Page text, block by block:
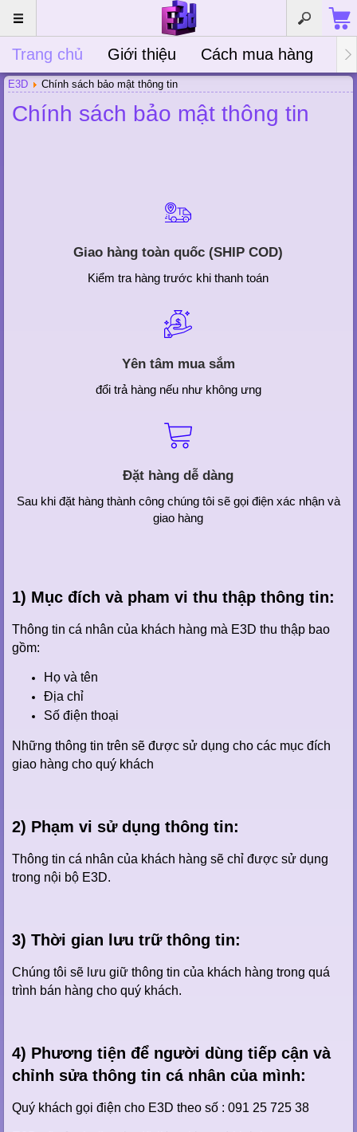
Trang chủ Giới thiệu Cách mua hàng
E3D Chính sách bảo mật thông tin
Chính sách bảo mật thông tin
Giao hàng toàn quốc (SHIP COD)
Kiểm tra hàng trước khi thanh toán
Yên tâm mua sắm
đổi trả hàng nếu như không ưng
Đặt hàng dễ dàng
Sau khi đặt hàng thành công chúng tôi sẽ gọi điện xác nhận và
giao hàng
1) Mục đích và pham vi thu thập thông tin:
Thông tin cá nhân của khách hàng mà E3D thu thập bao
gồm:
Họ và tên
Địa chỉ
Số điện thoại
Những thông tin trên sẽ được sử dụng cho các mục đích
giao hàng cho quý khách
2) Phạm vi sử dụng thông tin:
Thông tin cá nhân của khách hàng sẽ chỉ được sử dụng
trong nội bộ E3D.
3) Thời gian lưu trữ thông tin:
Chúng tôi sẽ lưu giữ thông tin của khách hàng trong quá
trình bán hàng cho quý khách.
4) Phương tiện để người dùng tiếp cận và
chỉnh sửa thông tin cá nhân của mình:
Quý khách gọi điện cho E3D theo số : 091 25 725 38